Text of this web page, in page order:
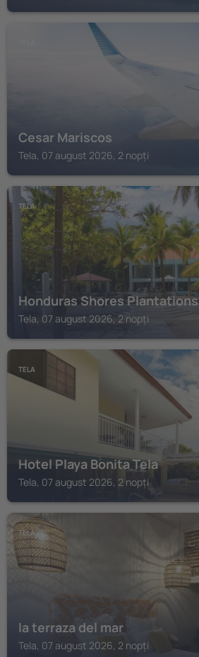
Cesar Mariscos
Tela, 07 august 2026, 2 nopți
TELA
Honduras Shores Plantations
Tela, 07 august 2026, 2 nopți
TELA
Hotel Playa Bonita Tela
Tela, 07 august 2026, 2 nopți
TELA
la terraza del mar
Tela, 07 august 2026, 2 nopți